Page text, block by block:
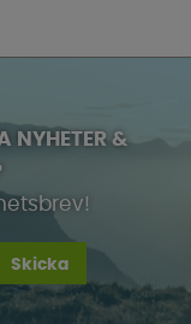
NYHETER &
Skicka